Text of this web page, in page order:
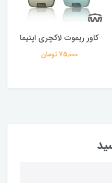
کاور ریموت لاکچری اپتیما
75,000 تومان